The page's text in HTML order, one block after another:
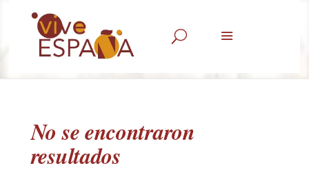
U
No se encontraron
resultados